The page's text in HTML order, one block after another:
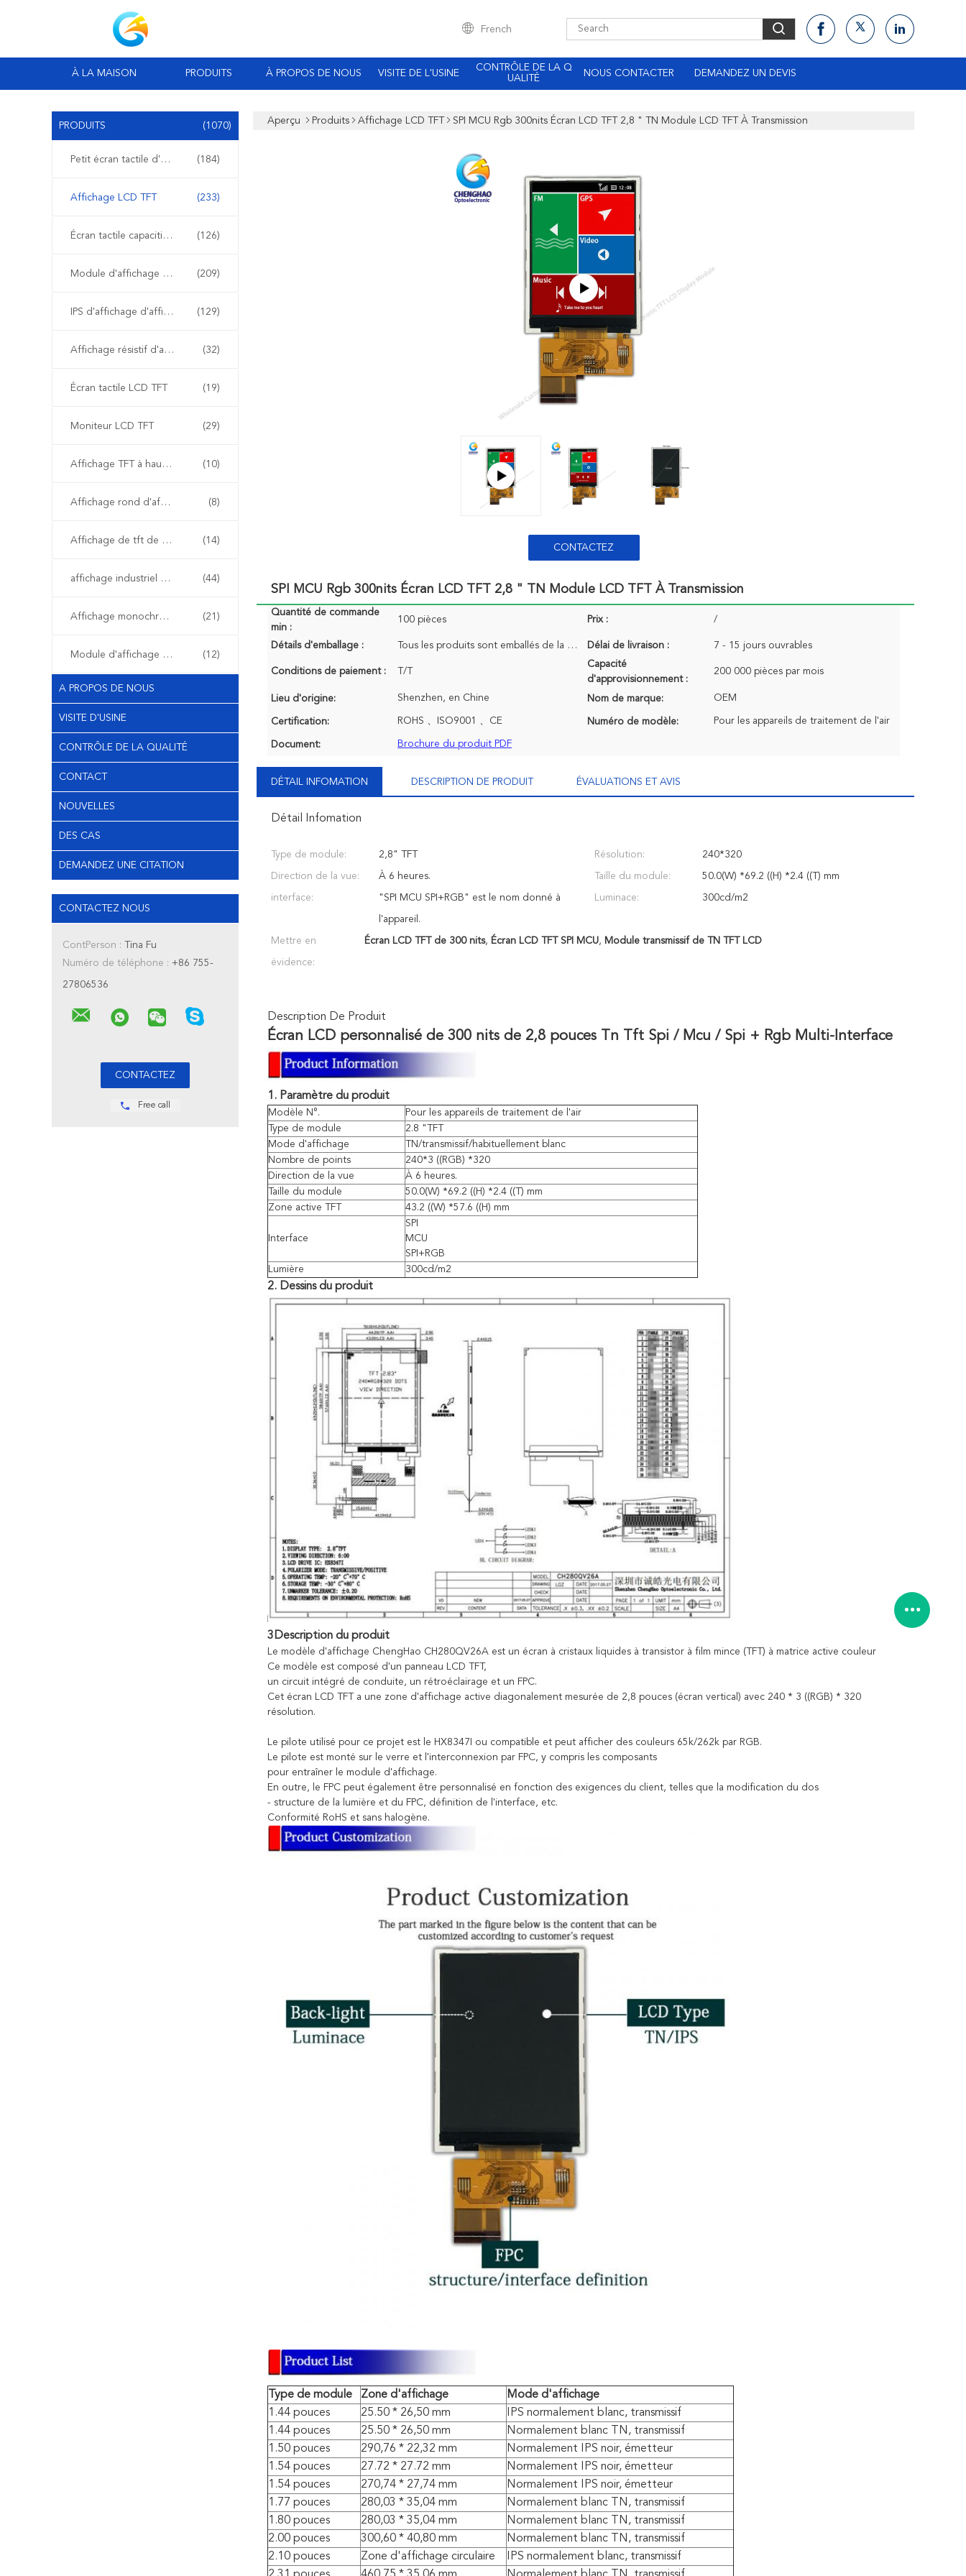
French
À LA MAISON PRODUITS À PROPOS DE NOUS VISITE DE L'USINE
CONTRÔLE DE LA Q
UALITÉ
NOUS CONTACTER DEMANDEZ UN DEVIS
PRODUITS (1070)
Petit écran tactile d'affichage à cristaux liquides (184)
Affichage LCD TFT (233)
Écran tactile capacitif de TFT LCD (126)
Module d'affichage d'affichage à cristaux liquides (209)
IPS d'affichage d'affichage à cristaux liquides (129)
Affichage résistif d'affichage à cristaux liquides (32)
Écran tactile LCD TFT (19)
Moniteur LCD TFT (29)
Affichage TFT à haute luminosité (10)
Affichage rond d'affichage à cristaux liquides (8)
Affichage de tft de HD (14)
affichage industriel d'affichage à cristaux liquides (44)
Affichage monochrome d'affichage à cristaux liquides (21)
Module d'affichage d'OLED (12)
A PROPOS DE NOUS
VISITE D'USINE
CONTRÔLE DE LA QUALITÉ
CONTACT
NOUVELLES
DES CAS
DEMANDEZ UNE CITATION
CONTACTEZ NOUS
ContPerson : Tina Fu
Numéro de téléphone : +86 755-
27806536
Free call
Aperçu Produits Affichage LCD TFT SPI MCU Rgb 300nits Écran LCD TFT 2,8 " TN Module LCD TFT À Transmission
CONTACTEZ
SPI MCU Rgb 300nits Écran LCD TFT 2,8 " TN Module LCD TFT À Transmission
Quantité de commande
min :
100 pièces Prix : /
Détails d'emballage : Tous les produits sont emballés de la bonne manière de la maintenir sûre. Pour des petites tailles Délai de livraison : 7 - 15 jours ouvrables
Conditions de paiement : T/T
Capacité
d'approvisionnement :
200 000 pièces par mois
Lieu d'origine: Shenzhen, en Chine Nom de marque: OEM
Certification: ROHS 、ISO9001 、CE Numéro de modèle: Pour les appareils de traitement de l'air
Document: Brochure du produit PDF
DÉTAIL INFOMATION DESCRIPTION DE PRODUIT ÉVALUATIONS ET AVIS
Détail Infomation
Type de module: 2,8" TFT Résolution: 240*320
Direction de la vue: À 6 heures. Taille du module: 50.0(W) *69.2 ((H) *2.4 ((T) mm
interface: "SPI MCU SPI+RGB" est le nom donné à
l'appareil.
Luminace: 300cd/m2
Mettre en
évidence:
Écran LCD TFT de 300 nits, Écran LCD TFT SPI MCU, Module transmissif de TN TFT LCD
Description De Produit
Écran LCD personnalisé de 300 nits de 2,8 pouces Tn Tft Spi / Mcu / Spi + Rgb Multi-Interface
1. Paramètre du produit
Modèle N°.
Pour les appareils de traitement de l'air
Type de module
2.8 "TFT
Mode d'affichage
TN/transmissif/habituellement blanc
Nombre de points
240*3 ((RGB) *320
Direction de la vue
À 6 heures.
Taille du module
50.0(W) *69.2 ((H) *2.4 ((T) mm
Zone active TFT
43.2 ((W) *57.6 ((H) mm
Interface
SPI
MCU
SPI+RGB
Lumière
300cd/m2
2. Dessins du produit
3Description du produit
Le modèle d'affichage ChengHao CH280QV26A est un écran à cristaux liquides à transistor à film mince (TFT) à matrice active couleur
Ce modèle est composé d'un panneau LCD TFT,
un circuit intégré de conduite, un rétroéclairage et un FPC.
Cet écran LCD TFT a une zone d'affichage active diagonalement mesurée de 2,8 pouces (écran vertical) avec 240 * 3 ((RGB) * 320
résolution.
Le pilote utilisé pour ce projet est le HX8347I ou compatible et peut afficher des couleurs 65k/262k par RGB.
Le pilote est monté sur le verre et l'interconnexion par FPC, y compris les composants
pour entraîner le module d'affichage.
En outre, le FPC peut également être personnalisé en fonction des exigences du client, telles que la modification du dos
- structure de la lumière et du FPC, définition de l'interface, etc.
Conformité RoHS et sans halogène.
Type de module Zone d'affichage
Mode d'affichage
1.44 pouces
25.50 * 26,50 mm
IPS normalement blanc, transmissif
1.44 pouces
25.50 * 26,50 mm
Normalement blanc TN, transmissif
1.50 pouces
290,76 * 22,32 mm
Normalement IPS noir, émetteur
1.54 pouces
27.72 * 27.72 mm
Normalement IPS noir, émetteur
1.54 pouces
270,74 * 27,74 mm
Normalement IPS noir, émetteur
1.77 pouces
280,03 * 35,04 mm
Normalement blanc TN, transmissif
1.80 pouces
280,03 * 35,04 mm
Normalement blanc TN, transmissif
2.00 pouces
300,60 * 40,80 mm
Normalement blanc TN, transmissif
2.10 pouces
Zone d'affichage circulaire
IPS normalement blanc, transmissif